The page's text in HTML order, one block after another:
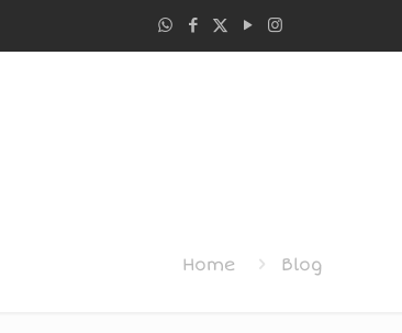
Home Blog